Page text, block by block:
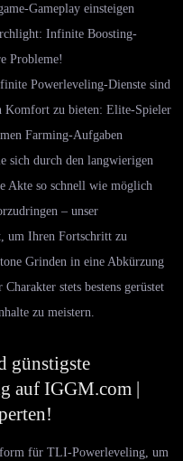
Gameplay einsteigen
Infinite Boosting-
Probleme!
Powerleveling-Dienste sind
Komfort zu bieten: Elite-Spieler
Farming-Aufgaben
sich durch den langwierigen
Akte so schnell wie möglich
– unser
um Ihren Fortschritt zu
Grinden in eine Abkürzung
stets bestens gerüstet
zu meistern.
günstigste
auf IGGM.com |
für TLI-Powerleveling, um